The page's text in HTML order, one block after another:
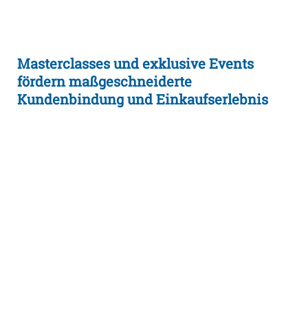
Masterclasses und exklusive Events
fördern maßgeschneiderte
Kundenbindung und Einkaufserlebnis